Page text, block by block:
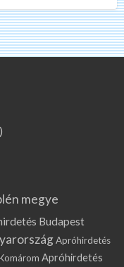
megye
Budapest
Apróhirdetés
Apróhirdetés